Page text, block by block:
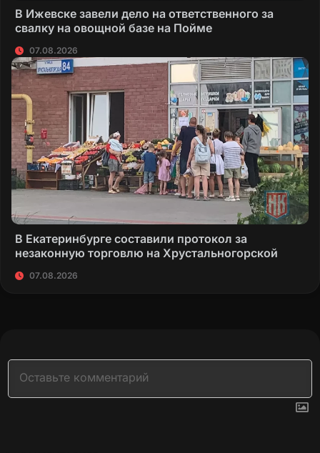
В Ижевске завели дело на ответственного за
свалку на овощной базе на Пойме
07.08.2026
В Екатеринбурге составили протокол за
незаконную торговлю на Хрустальногорской
07.08.2026